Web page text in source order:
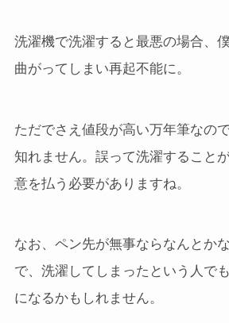
洗濯機で洗濯すると最悪の場合、
曲がってしまい再起不能に。
ただでさえ値段が高い万年筆なの
知れません。誤って洗濯すること
意を払う必要がありますね。
なお、ペン先が無事ならなんとか
で、洗濯してしまったという人で
になるかもしれません。